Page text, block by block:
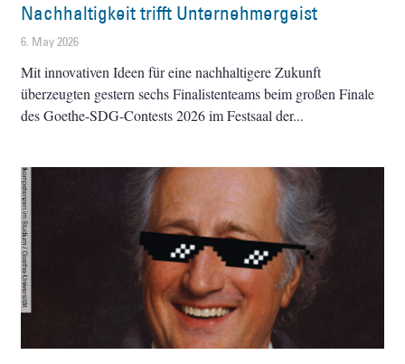
Nachhaltigkeit trifft Unternehmergeist
6. May 2026
Mit innovativen Ideen für eine nachhaltigere Zukunft
überzeugten gestern sechs Finalistenteams beim großen Finale
des Goethe-SDG-Contests 2026 im Festsaal der